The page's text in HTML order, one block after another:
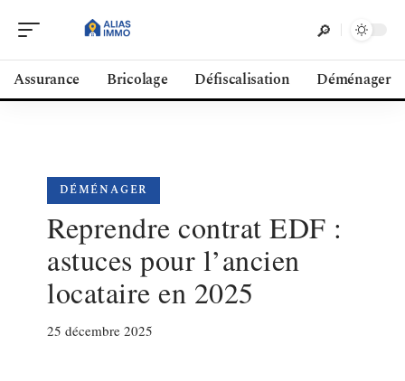
Assurance Bricolage Défiscalisation Déménager
DÉMÉNAGER
Reprendre contrat EDF :
astuces pour l’ancien
locataire en 2025
25 décembre 2025